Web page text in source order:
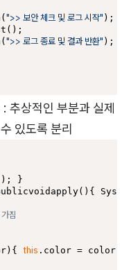
">> 보안 체크 및 로그 시작" );
">> 로그 종료 및 결과 반환" );
상적인 부분과 실제
있도록 분리
}
publicvoidapply(){
짐
this .color = color;